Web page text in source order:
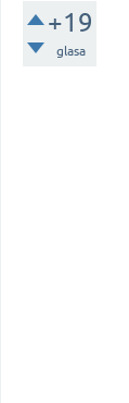
+19
glasa